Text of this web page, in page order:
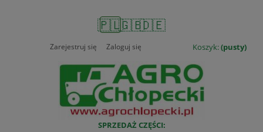
🇵🇱🇬🇧🇩🇪
Koszyk:(pusty)
Zarejestruj się Zaloguj się
SPRZEDAŻ CZĘŚCI: